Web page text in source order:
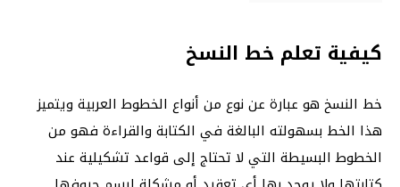
كيفية تعلم خط النسخ
خط النسخ هو عبارة عن نوع من أنواع الخطوط العربية ويتميز
هذا الخط بسهولته البالغة في الكتابة والقراءة فهو من
الخطوط البسيطة التي لا تحتاج إلى قواعد تشكيلية عند